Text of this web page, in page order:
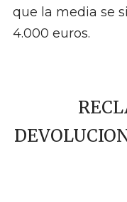
que la media se
4.000 euros.